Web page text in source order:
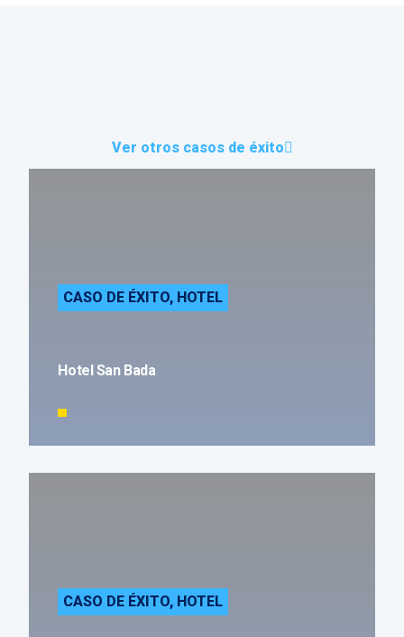
Ver otros casos de éxito
CASO DE ÉXITO, HOTEL
Hotel San Bada
CASO DE ÉXITO, HOTEL